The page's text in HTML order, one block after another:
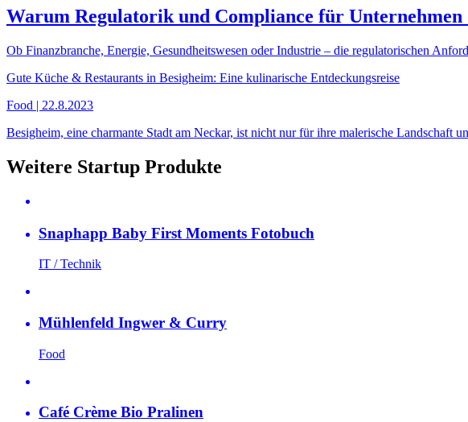
Warum Regulatorik und Compliance für Unternehmen
Ob Finanzbranche, Energie, Gesundheitswesen oder Industrie – die regulatorischen
Gute Küche & Restaurants in Besigheim: Eine kulinarische Entdeckungsreise
Food | 22.8.2023
Besigheim, eine charmante Stadt am Neckar, ist nicht nur für ihre malerische
Weitere Startup Produkte
Snaphapp Baby First Moments Fotobuch
IT / Technik
Mühlenfeld Ingwer & Curry
Food
Café Crème Bio Pralinen